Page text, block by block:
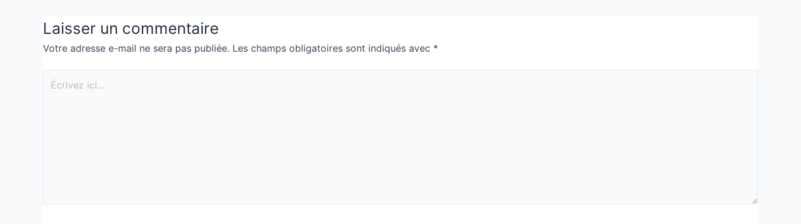
Laisser un commentaire
Votre adresse e-mail ne sera pas publiée. Les champs obligatoires sont indiqués avec *